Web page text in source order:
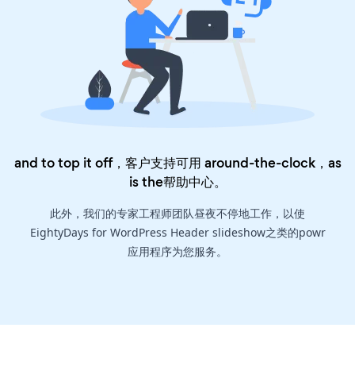
and to top it off，客户支持可用 around-the-clock，as
is the帮助中心。
此外，我们的专家工程师团队昼夜不停地工作，以使
EightyDays for WordPress Header slideshow之类的powr
应用程序为您服务。